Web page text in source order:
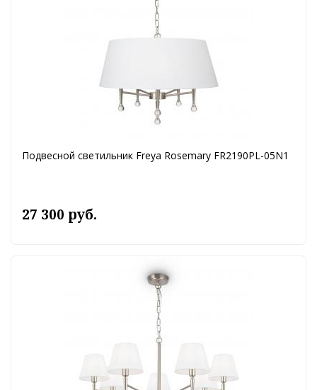
Подвесной светильник Freya Rosemary FR2190PL-05N1
27 300 руб.